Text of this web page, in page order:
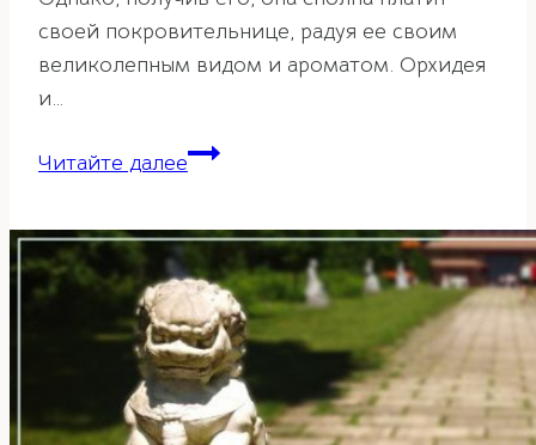
своей покровительнице, радуя ее своим
великолепным видом и ароматом. Орхидея
и…
Читайте далееОрхидея